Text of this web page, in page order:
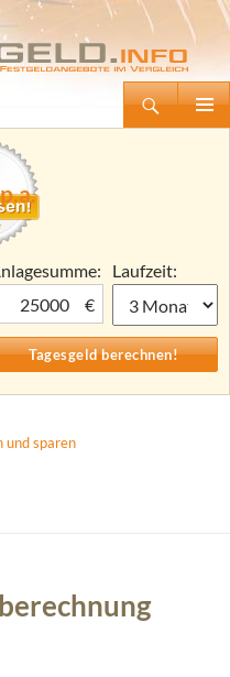
Tagesgeld.info – Tagesgeldkonten vergleichen und Tagesgeld-Zinsen berechnen
€
Laufzeit:
und sparen